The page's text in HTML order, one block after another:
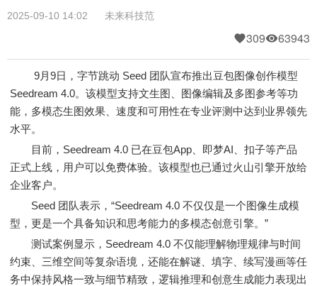
2025-09-10 14:02 未来科技范
309 63943
9月9日，字节跳动 Seed 团队宣布推出豆包图像创作模型
Seedream 4.0。该模型支持文生图、图像编辑及多图参考等功
能，多模态生图效果、速度和可用性在专业评测中达到业界领先
水平。
目前，Seedream 4.0 已在豆包App、即梦AI、扣子等产品
正式上线，用户可以免费体验。该模型也已通过火山引擎开放给
企业客户。
Seed 团队表示，“Seedream 4.0 不仅仅是一个图像生成模
型，更是一个具备知识和思考能力的多模态创意引擎。”
测试案例显示，Seedream 4.0 不仅能理解物理规律与时间
约束、三维空间等复杂语境，还能在解谜、填字、续写漫画等任
务中保持风格一致与细节精致，逻辑推理和创意生成能力表现出